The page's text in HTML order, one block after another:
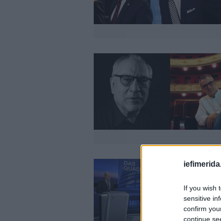
If you wish
sensitive
confirm
continue